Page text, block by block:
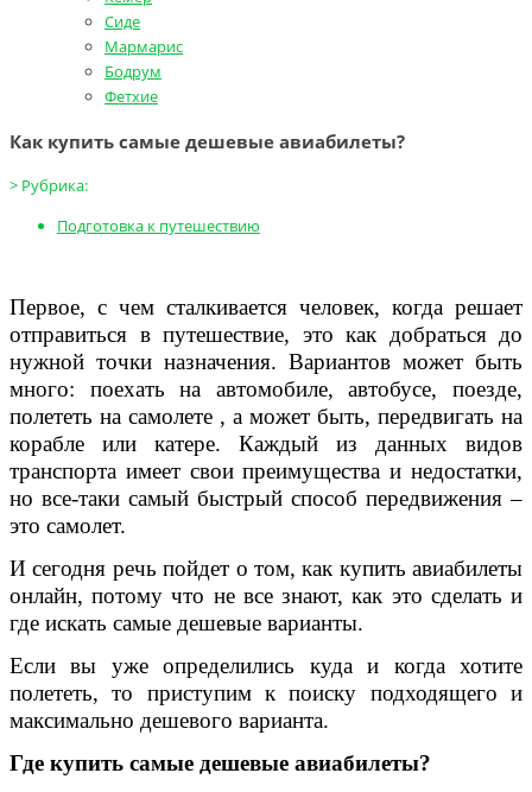
Сиде
Мармарис
Бодрум
Фетхие
Как купить самые дешевые авиабилеты?
> Рубрика:
Подготовка к путешествию
Первое, с чем сталкивается человек, когда решает
отправиться в путешествие, это как добраться до
нужной точки назначения. Вариантов может быть
много: поехать на автомобиле, автобусе, поезде,
полететь на самолете , а может быть, передвигать на
корабле или катере. Каждый из данных видов
транспорта имеет свои преимущества и недостатки,
но все-таки самый быстрый способ передвижения –
это самолет.
И сегодня речь пойдет о том, как купить авиабилеты
онлайн, потому что не все знают, как это сделать и
где искать самые дешевые варианты.
Если вы уже определились куда и когда хотите
полететь, то приступим к поиску подходящего и
максимально дешевого варианта.
Где купить самые дешевые авиабилеты?